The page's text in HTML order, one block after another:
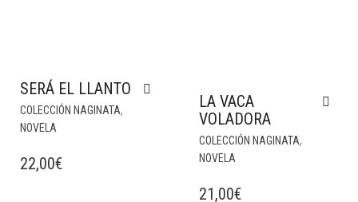
SERÁ EL LLANTO
COLECCIÓN NAGINATA,
NOVELA
22,00€
LA VACA
VOLADORA
COLECCIÓN NAGINATA,
NOVELA
21,00€